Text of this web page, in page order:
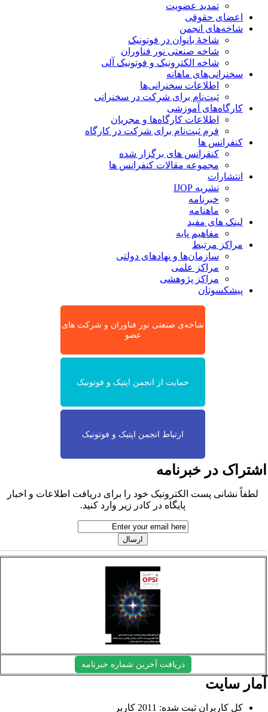
تمدید عضویت
اعضای حقوقی
شاخه‌های انجمن
شاخۀ بانوان در فوتونیک
شاخه صنعتی نور فناوران
شاخه‌ الکترونیک و فوتونیک آلی
سخنرانی‌های ماهانه
اطلاعات سخنرانی‌‌ها
ثبت‌نام برای شرکت در سخنرانی
کارگاه‌های آموزشی
اطلاعات کارگاه‌ها و مجریان
فرم ثبت‌نام برای شرکت در کارگاه
کنفرانس ها
کنفرانس های برگزار شده
مجموعه مقالات کنفرانس ها
انتشارات
نشریه IJOP
خبرنامه
ماهنامه
لینک های مفید
مفاهیم پایه
مراکز مرتبط
سازمان‌ها و نهادهای دولتی
مراکز علمی
مراکز پژوهشی
پیشکسوتان
شاخه‌ی صنعتی نور فناوران و شرکت های
عضو
حمایت از انجمن اپتیک و فوتونیک
ارتباط انجمن اپتیک و فوتونیک
در خبرنامه
لطفاً نشانی پست الکترونیک خود را برای دریافت اطلاعات و اخبار
پایگاه در کادر زیر وارد کنید.
دریافت آخرین شماره خبرنامه
سایت
کل کاربران ثبت شده: 2011 کاربر